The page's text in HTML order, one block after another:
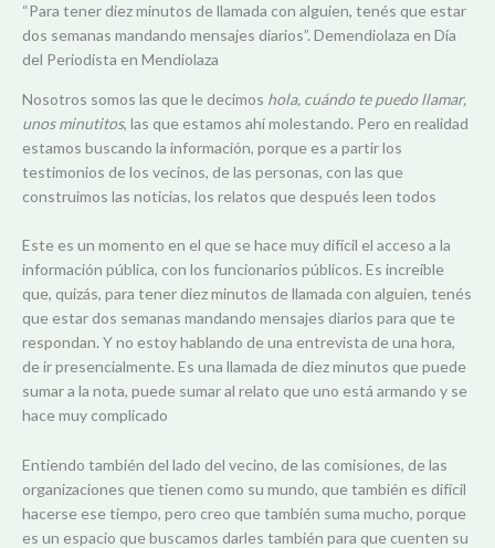
“Para tener diez minutos de llamada con alguien, tenés que estar
dos semanas mandando mensajes diarios”. Demendiolaza en Día
del Periodista en Mendiolaza
Nosotros somos las que le decimos hola, cuándo te puedo llamar,
unos minutitos, las que estamos ahí molestando. Pero en realidad
estamos buscando la información, porque es a partir los
testimonios de los vecinos, de las personas, con las que
construimos las noticias, los relatos que después leen todos
Este es un momento en el que se hace muy difícil el acceso a la
información pública, con los funcionarios públicos. Es increíble
que, quizás, para tener diez minutos de llamada con alguien, tenés
que estar dos semanas mandando mensajes diarios para que te
respondan. Y no estoy hablando de una entrevista de una hora,
de ir presencialmente. Es una llamada de diez minutos que puede
sumar a la nota, puede sumar al relato que uno está armando y se
hace muy complicado
Entiendo también del lado del vecino, de las comisiones, de las
organizaciones que tienen como su mundo, que también es difícil
hacerse ese tiempo, pero creo que también suma mucho, porque
es un espacio que buscamos darles también para que cuenten su